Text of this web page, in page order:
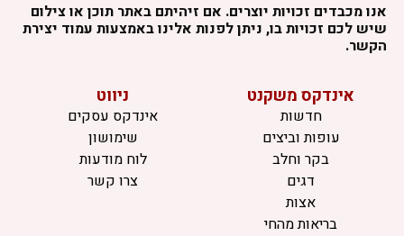
אנו מכבדים זכויות יוצרים. אם זיהיתם באתר תוכן או צילום
שיש לכם זכויות בו, ניתן לפנות אלינו באמצעות עמוד יצירת
הקשר.
אינדקס משקנט
חדשות
עופות וביצים
בקר וחלב
דגים
אצות
בריאות מהחי
ניווט
אינדקס עסקים
שימושון
לוח מודעות
צרו קשר